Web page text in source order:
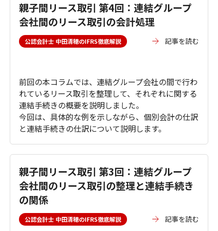
親子間リース取引 第4回：連結グループ
会社間のリース取引の会計処理
公認会計士 中田清穂のIFRS徹底解説 記事を読む
前回の本コラムでは、連結グループ会社の間で行わ
れているリース取引を整理して、それぞれに関する
連結手続きの概要を説明しました。
今回は、具体的な例を示しながら、個別会計の仕訳
と連結手続きの仕訳について説明します。
親子間リース取引 第3回：連結グループ
会社間のリース取引の整理と連結手続き
の関係
公認会計士 中田清穂のIFRS徹底解説 記事を読む